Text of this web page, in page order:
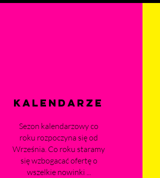
KALENDARZE
Sezon kalendarzowy co
roku rozpoczyna się od
Września. Co roku staramy
się wzbogacać ofertę o
wszelkie nowinki ...